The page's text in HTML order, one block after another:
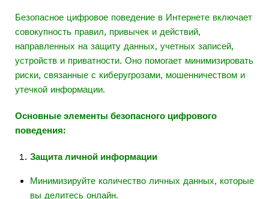
Безопасное цифровое поведение в Интернете включает
совокупность правил, привычек и действий,
направленных на защиту данных, учетных записей,
устройств и приватности. Оно помогает минимизировать
риски, связанные с киберугрозами, мошенничеством и
утечкой информации.
Основные элементы безопасного цифрового
поведения:
Защита личной информации
Минимизируйте количество личных данных, которые
вы делитесь онлайн.